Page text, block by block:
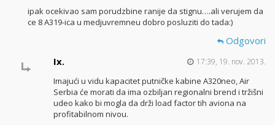
ipak ocekivao sam porudzbine ranije da stignu….ali verujem da
ce 8 A319-ica u medjuvremneu dobro posluziti do tada:)
Odgovori
Ix.
17:39, 19. nov. 2013.
Imajući u vidu kapacitet putničke kabine A320neo, Air
Serbia će morati da ima ozbiljan regionalni brend i tržišni
udeo kako bi mogla da drži load factor tih aviona na
profitabilnom nivou.